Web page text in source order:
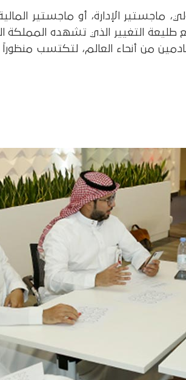
ماجستير الإدارة، أو ماجستير
التغيير الذي تشهده المملكة
من أنحاء العالم، لتكتسب